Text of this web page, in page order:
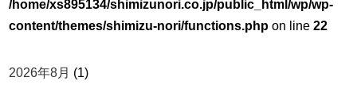
/home/xs895134/shimizunori.co.jp/public_html/wp/wp-
content/themes/shimizu-nori/functions.php on line22
2026年8月 (1)